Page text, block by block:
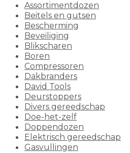
Assortimentdozen
Beitels en gutsen
Bescherming
Beveiliging
Blikscharen
Boren
Compressoren
Dakbranders
David Tools
Deurstoppers
Divers gereedschap
Doe-het-zelf
Doppendozen
Elektrisch gereedschap
Gasvullingen